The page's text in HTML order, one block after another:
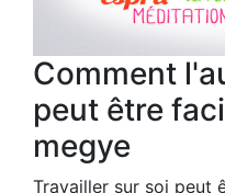
Comment
peut être
megye
Travailler sur soi peut